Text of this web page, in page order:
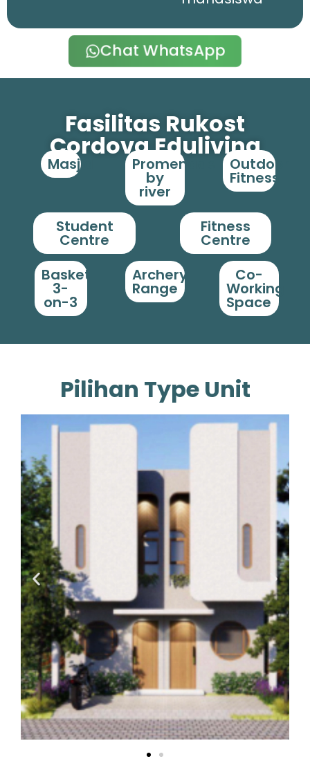
Chat WhatsApp
Fasilitas Rukost
Cordova Eduliving
Masjid Promenade
by
river
Outdoor
Fitness
Student
Centre
Fitness
Centre
Basket
3-
on-3
Archery
Range
Co-
Working
Space
Pilihan Type Unit